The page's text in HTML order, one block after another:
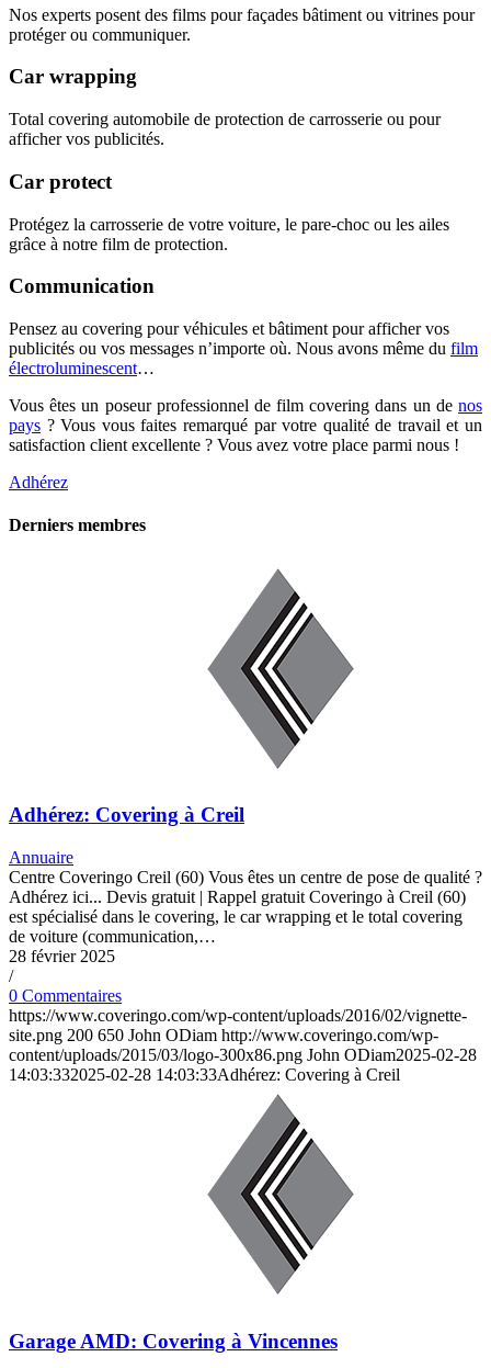
Nos experts posent des films pour façades bâtiment ou vitrines pour
protéger ou communiquer.
Car wrapping
Total covering automobile de protection de carrosserie ou pour
afficher vos publicités.
Car protect
Protégez la carrosserie de votre voiture, le pare-choc ou les ailes
grâce à notre film de protection.
Communication
Pensez au covering pour véhicules et bâtiment pour afficher vos
publicités ou vos messages n’importe où. Nous avons même du film
électroluminescent…
Vous êtes un poseur professionnel de film covering dans un de nos
pays ? Vous vous faites remarqué par votre qualité de travail et un
satisfaction client excellente ? Vous avez votre place parmi nous !
Adhérez
Derniers membres
Adhérez: Covering à Creil
Annuaire
Centre Coveringo Creil (60) Vous êtes un centre de pose de qualité ?
Adhérez ici... Devis gratuit | Rappel gratuit Coveringo à Creil (60)
est spécialisé dans le covering, le car wrapping et le total covering
de voiture (communication,…
28 février 2025
/
0 Commentaires
https://www.coveringo.com/wp-content/uploads/2016/02/vignette-
site.png 200 650 John ODiam http://www.coveringo.com/wp-
content/uploads/2015/03/logo-300x86.png John ODiam2025-02-28
14:03:332025-02-28 14:03:33Adhérez: Covering à Creil
Garage AMD: Covering à Vincennes